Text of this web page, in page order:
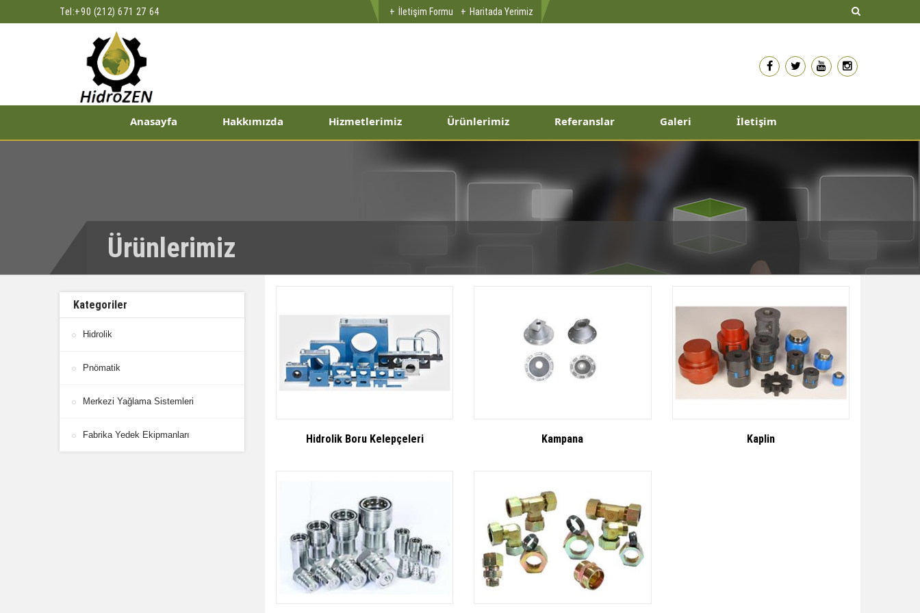
Tel:+90 (212) 671 27 64 İletişim Formu Haritada Yerimiz
Anasayfa Hakkımızda Hizmetlerimiz Ürünlerimiz Referanslar Galeri İletişim
Ürünlerimiz
Kategoriler
Hidrolik
Pnömatik
Merkezi Yağlama Sistemleri
Fabrika Yedek Ekipmanları Hidrolik Boru Kelepçeleri Kampana Kaplin